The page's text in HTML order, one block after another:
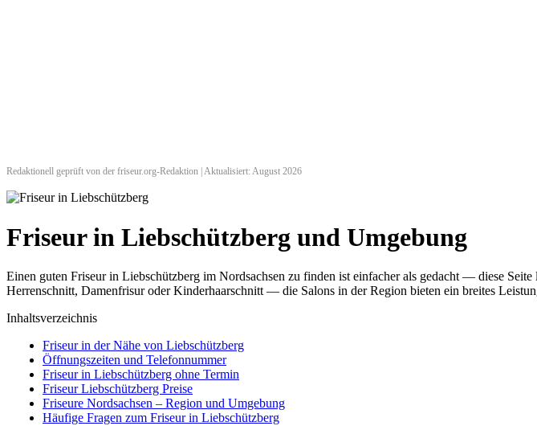
Redaktionell geprüft von der friseur.org-Redaktion | Aktualisiert: August 2026
Friseur in Liebschützberg und Umgebung
Einen guten Friseur in Liebschützberg im Nordsachsen zu finden ist einfacher als gedacht — diese
Herrenschnitt, Damenfrisur oder Kinderhaarschnitt — die Salons in der Region bieten ein breites
Inhaltsverzeichnis
Friseur in der Nähe von Liebschützberg
Öffnungszeiten und Telefonnummer
Friseur in Liebschützberg ohne Termin
Friseur Liebschützberg Preise
Friseure Nordsachsen – Region und Umgebung
Häufige Fragen zum Friseur in Liebschützberg